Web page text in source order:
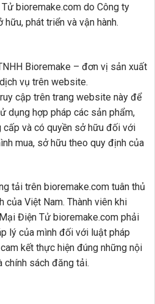
bioremake.com do Công ty
phát triển và vận hành.
Bioremake – đơn vị sản xuất
vụ trên website.
cập trên trang website này để
dụng hợp pháp các sản phẩm,
cấp và có quyền sở hữu đối với
mua, sở hữu theo quy định của
tải trên bioremake.com tuân thủ
của Việt Nam. Thành viên khi
Điện Tử bioremake.com phải
lý của mình đối với luật pháp
kết thực hiện đúng những nội
chính sách đăng tải.